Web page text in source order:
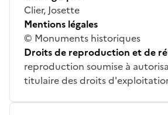
Clier, Josette
Mentions légales
© Monuments historiques
Droits de reproduction et de
reproduction soumise à
titulaire des droits